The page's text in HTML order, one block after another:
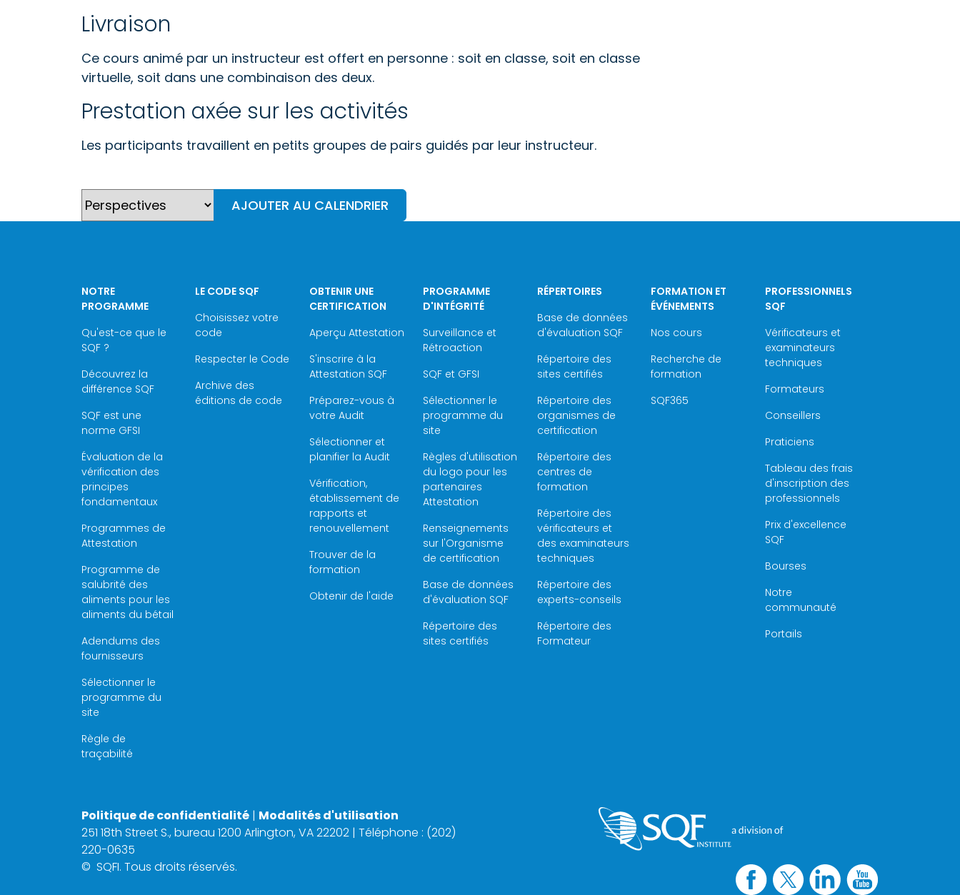
Livraison
Ce cours animé par un instructeur est offert en personne : soit en classe, soit en classe
virtuelle, soit dans une combinaison des deux.
Prestation axée sur les activités
Les participants travaillent en petits groupes de pairs guidés par leur instructeur.
AJOUTER AU CALENDRIER
NOTRE
PROGRAMME
Qu'est-ce que le
SQF ?
Découvrez la
différence SQF
SQF est une
norme GFSI
Évaluation de la
vérification des
principes
fondamentaux
Programmes de
Attestation
Programme de
salubrité des
aliments pour les
aliments du bétail
Adendums des
fournisseurs
Sélectionner le
programme du
site
Règle de
traçabilité
LE CODE SQF
Choisissez votre
code
Respecter le Code
Archive des
éditions de code
OBTENIR UNE
CERTIFICATION
Aperçu Attestation
S'inscrire à la
Attestation SQF
Préparez-vous à
votre Audit
Sélectionner et
planifier la Audit
Vérification,
établissement de
rapports et
renouvellement
Trouver de la
formation
Obtenir de l'aide
PROGRAMME
D'INTÉGRITÉ
Surveillance et
Rétroaction
SQF et GFSI
Sélectionner le
programme du
site
Règles d'utilisation
du logo pour les
partenaires
Attestation
Renseignements
sur l'Organisme
de certification
Base de données
d'évaluation SQF
Répertoire des
sites certifiés
RÉPERTOIRES
Base de données
d'évaluation SQF
Répertoire des
sites certifiés
Répertoire des
organismes de
certification
Répertoire des
centres de
formation
Répertoire des
vérificateurs et
des examinateurs
techniques
Répertoire des
experts-conseils
Répertoire des
Formateur
FORMATION ET
ÉVÉNEMENTS
Nos cours
Recherche de
formation
SQF365
PROFESSIONNELS
SQF
Vérificateurs et
examinateurs
techniques
Formateurs
Conseillers
Praticiens
Tableau des frais
d'inscription des
professionnels
Prix d'excellence
SQF
Bourses
Notre
communauté
Portails
Politique de confidentialité | Modalités d'utilisation
251 18th Street S., bureau 1200 Arlington, VA 22202 | Téléphone : (202)
220-0635
© SQFI. Tous droits réservés.